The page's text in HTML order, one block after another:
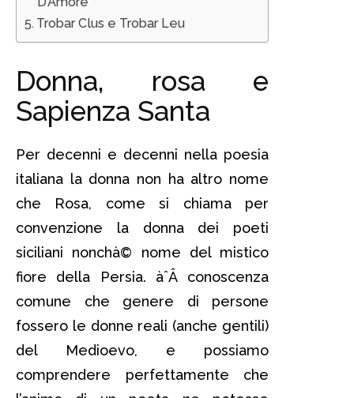
Trobar Clus e Trobar Leu
Donna, rosa e
Sapienza Santa
Per decenni e decenni nella poesia
italiana la donna non ha altro nome
che Rosa, come si chiama per
convenzione la donna dei poeti
siciliani nonchà© nome del mistico
fiore della Persia. àˆÂ conoscenza
comune che genere di persone
fossero le donne reali (anche gentili)
del Medioevo, e possiamo
comprendere perfettamente che